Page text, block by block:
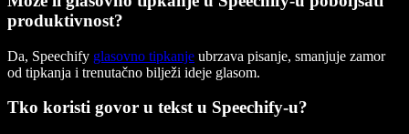
produktivnost?
Da, Speechify glasovno tipkanje ubrzava pisanje, smanjuje zamor
od tipkanja i trenutačno bilježi ideje glasom.
Tko koristi govor u tekst u Speechify-u?